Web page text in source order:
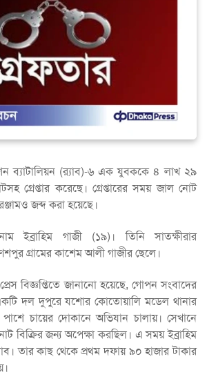
ব্যাটালিয়ন (র‌্যাব)-৬ এক যুবককে ৪ লাখ ২৯
গ্রেপ্তার করেছে। গ্রেপ্তারের সময় জাল নোট
জব্দ করা হয়েছে।
ইব্রাহিম গাজী (১৯)। তিনি সাতক্ষীরার
গ্রামের কাশেম আলী গাজীর ছেলে।
বিজ্ঞপ্তিতে জানানো হয়েছে, গোপন সংবাদের
দল দুপুরে যশোর কোতোয়ালি মডেল থানার
চায়ের দোকানে অভিযান চালায়। সেখানে
বিক্রির জন্য অপেক্ষা করছিল। এ সময় ইব্রাহিম
তার কাছ থেকে প্রথম দফায় ৯০ হাজার টাকার